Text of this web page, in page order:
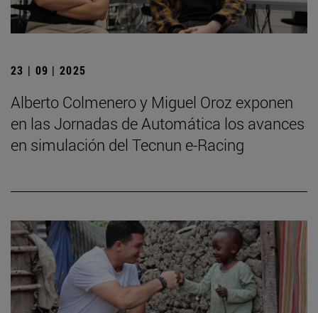
23 | 09 | 2025
Alberto Colmenero y Miguel Oroz exponen
en las Jornadas de Automática los avances
en simulación del Tecnun e-Racing